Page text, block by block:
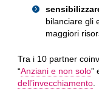
bilanciare gli
maggiori
Tra i 10 partner
“Anziani e non solo”
dell’invecchiamento.